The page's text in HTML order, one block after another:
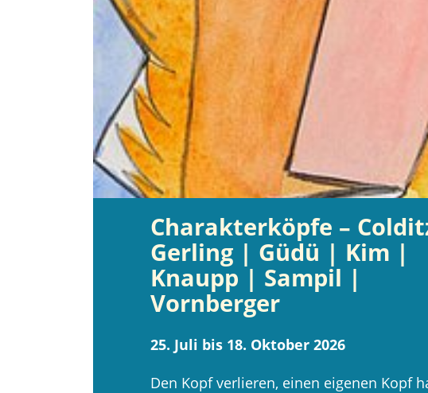
Charakterköpfe –
Gerling | Güdü | Kim |
Knaupp | Sampil |
Vornberger
25. Juli bis 18. Oktober 2026
Den Kopf verlieren, einen eigenen Kopf